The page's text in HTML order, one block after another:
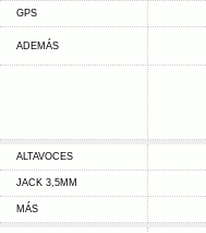
GPS
ADEMÁS
ALTAVOCES
JACK 3,5MM
MÁS